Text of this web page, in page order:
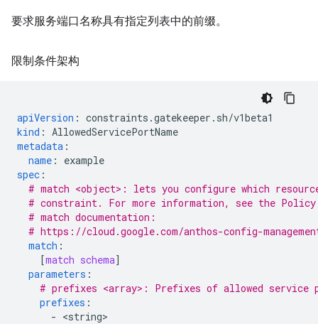
要求服务端口名称具有指定列表中的前缀。
限制条件架构
apiVersion : constraints.gatekeeper.sh/v1beta1
kind : AllowedServicePortName
metadata :
name :
example
spec :
# match <object>: lets you configure which
# constraint. For more information, see the
# match documentation:
# https://cloud.google.com/anthos-config-
match :
[match schema]
parameters :
# prefixes <array>: Prefixes of allowed service
prefixes :
- <string